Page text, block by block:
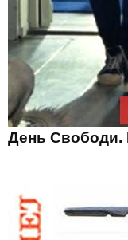
День Свободи.